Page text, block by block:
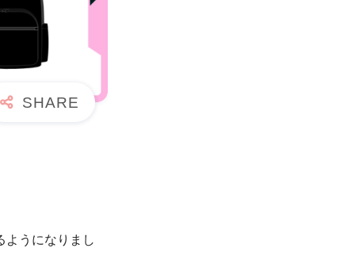
ようになりまし